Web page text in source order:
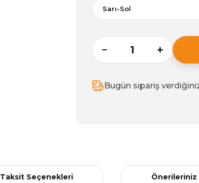
Bugün sipariş
Taksit Seçenekleri Önerileriniz